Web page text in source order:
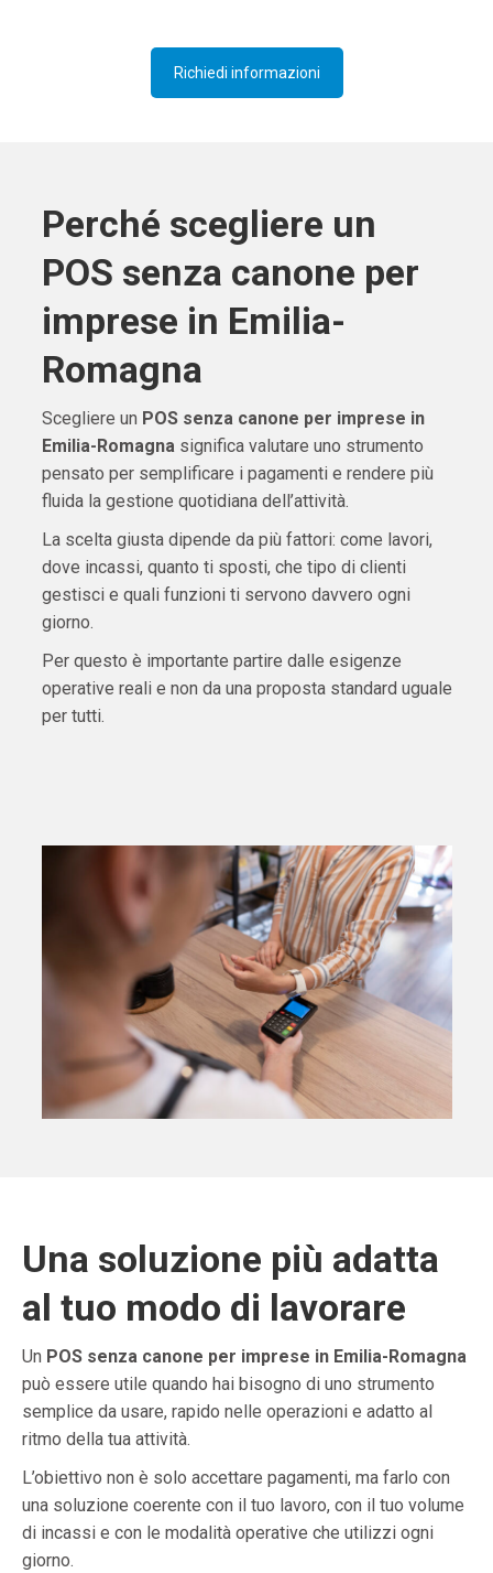
Richiedi informazioni
Perché scegliere un
POS senza canone per
imprese in Emilia-
Romagna
Scegliere un POS senza canone per imprese in
Emilia-Romagnasignifica valutare uno strumento
pensato per semplificare i pagamenti e rendere più
fluida la gestione quotidiana dell’attività.
La scelta giusta dipende da più fattori: come lavori,
dove incassi, quanto ti sposti, che tipo di clienti
gestisci e quali funzioni ti servono davvero ogni
giorno.
Per questo è importante partire dalle esigenze
operative reali e non da una proposta standard uguale
per tutti.
Una soluzione più adatta
al tuo modo di lavorare
Un POS senza canone per imprese in Emilia-Romagna
può essere utile quando hai bisogno di uno strumento
semplice da usare, rapido nelle operazioni e adatto al
ritmo della tua attività.
L’obiettivo non è solo accettare pagamenti, ma farlo con
una soluzione coerente con il tuo lavoro, con il tuo volume
di incassi e con le modalità operative che utilizzi ogni
giorno.